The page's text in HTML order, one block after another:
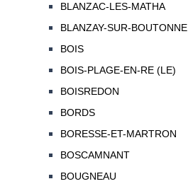
BLANZAC-LES-MATHA
BLANZAY-SUR-BOUTONNE
BOIS
BOIS-PLAGE-EN-RE (LE)
BOISREDON
BORDS
BORESSE-ET-MARTRON
BOSCAMNANT
BOUGNEAU